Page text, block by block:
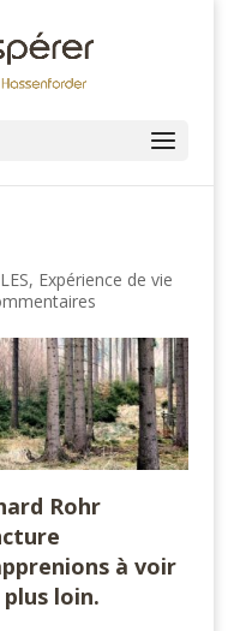
, Expérience de vie
Rohr
à voir
loin.